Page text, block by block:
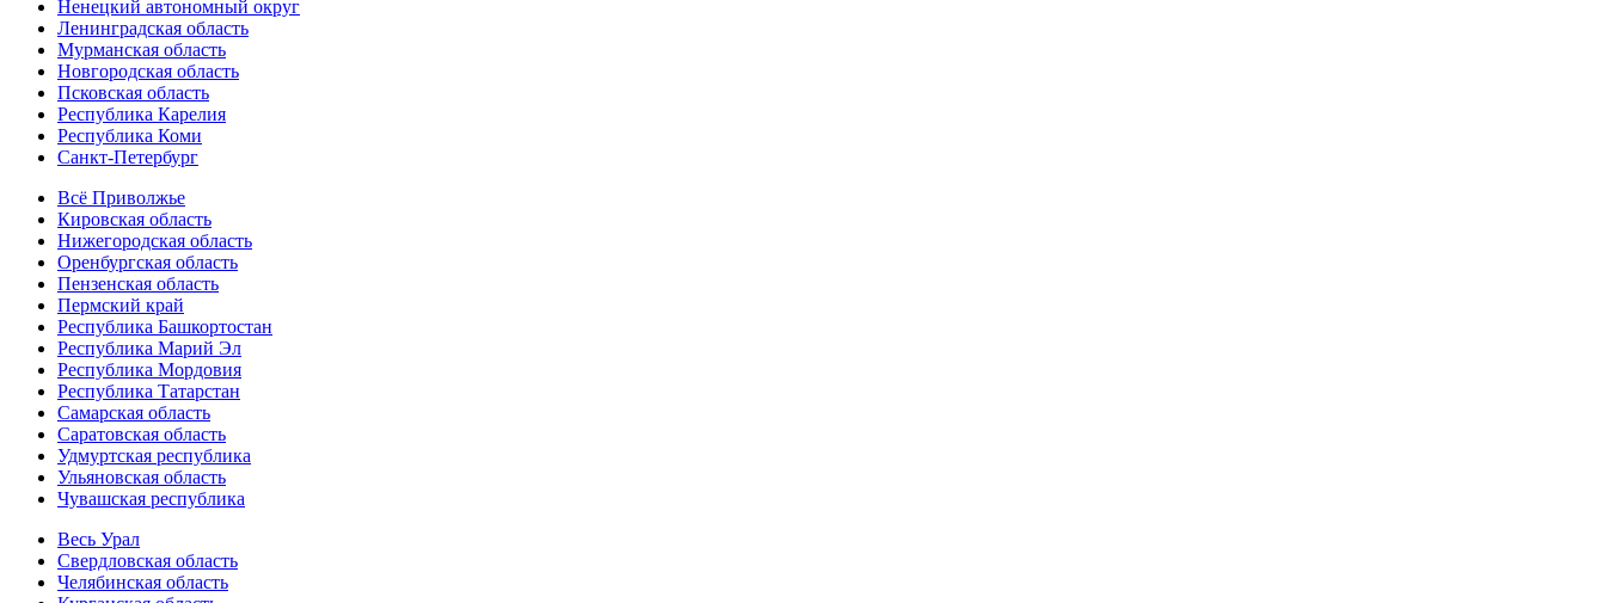
Ненецкий автономный округ
Ленинградская область
Мурманская область
Новгородская область
Псковская область
Республика Карелия
Республика Коми
Санкт-Петербург
Всё Приволжье
Кировская область
Нижегородская область
Оренбургская область
Пензенская область
Пермский край
Республика Башкортостан
Республика Марий Эл
Республика Мордовия
Республика Татарстан
Самарская область
Саратовская область
Удмуртская республика
Ульяновская область
Чувашская республика
Весь Урал
Свердловская область
Челябинская область